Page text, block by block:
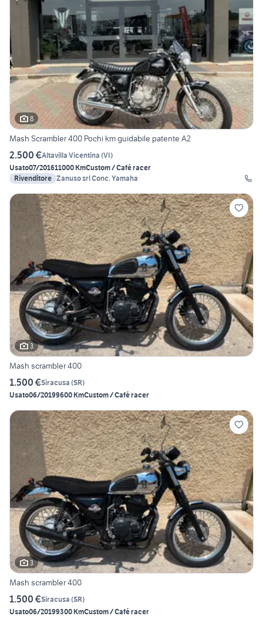
8
Mash Scrambler 400 Pochi km guidabile patente A2
2.500 €Altavilla Vicentina (VI)
Usato07/201611000 KmCustom / Café racer
Rivenditore Zanuso srl Conc. Yamaha
3
Mash scrambler 400
1.500 €Siracusa (SR)
Usato06/20199600 KmCustom / Café racer
3
Mash scrambler 400
1.500 €Siracusa (SR)
Usato06/20199300 KmCustom / Café racer